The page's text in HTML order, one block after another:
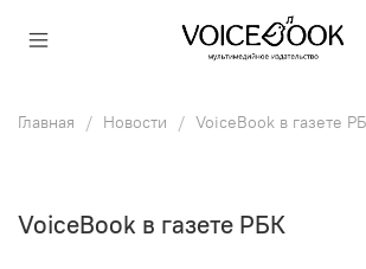
Главная Новости VoiceBook в газете
VoiceBook в газете РБК